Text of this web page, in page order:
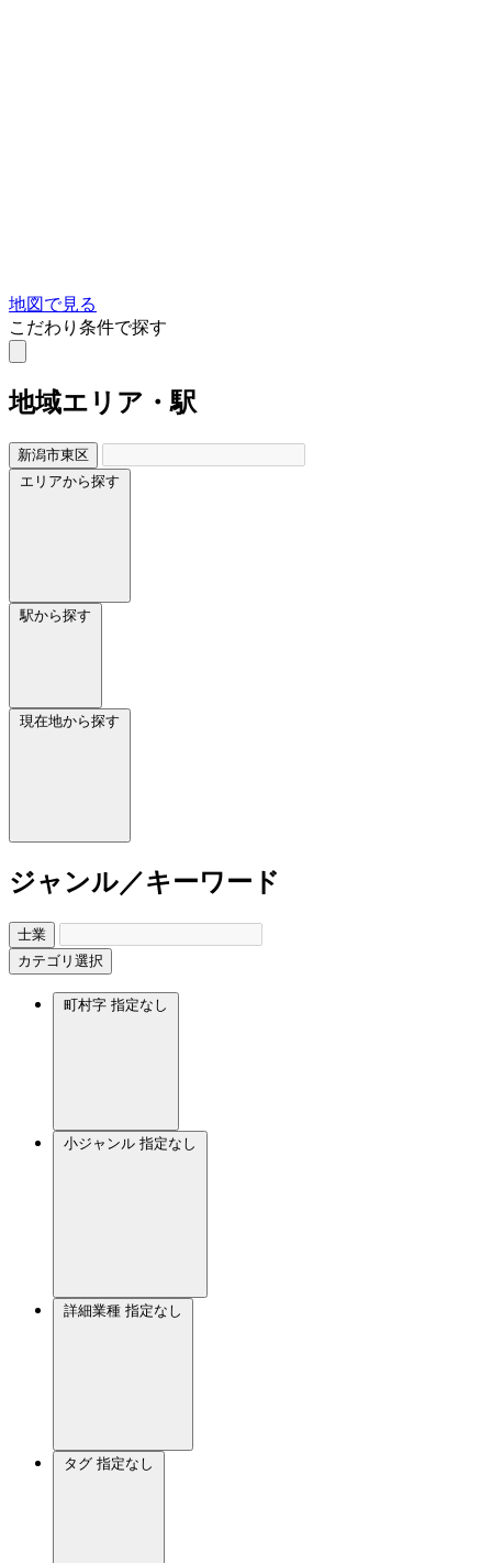
地図で見る
こだわり条件で探す
地域エリア・駅
新潟市東区
エリアから探す
駅から探す
現在地から探す
ジャンル／キーワード
士業
カテゴリ選択
町村字 指定なし
小ジャンル 指定なし
詳細業種 指定なし
タグ 指定なし